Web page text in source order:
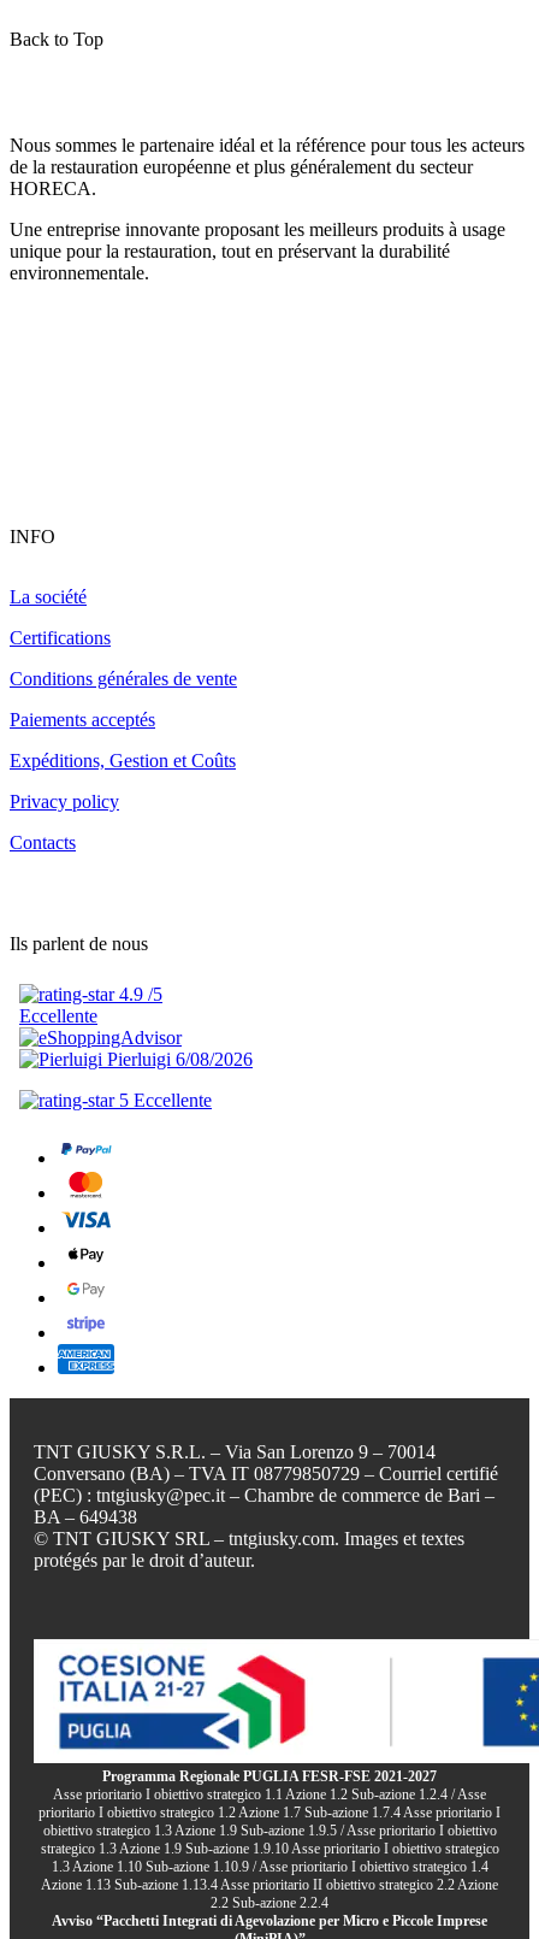
Back to Top
Nous sommes le partenaire idéal et la référence pour tous les acteurs
de la restauration européenne et plus généralement du secteur
HORECA.
Une entreprise innovante proposant les meilleurs produits à usage
unique pour la restauration, tout en préservant la durabilité
environnementale.
INFO
La société
Certifications
Conditions générales de vente
Paiements acceptés
Expéditions, Gestion et Coûts
Privacy policy
Contacts
Ils parlent de nous
TNT GIUSKY S.R.L. – Via San Lorenzo 9 – 70014
Conversano (BA) – TVA IT 08779850729 – Courriel certifié
(PEC) : tntgiusky@pec.it – Chambre de commerce de Bari –
BA – 649438
© TNT GIUSKY SRL – tntgiusky.com. Images et textes
protégés par le droit d’auteur.
Programma Regionale PUGLIA FESR-FSE 2021-2027
Asse prioritario I obiettivo strategico 1.1 Azione 1.2 Sub-azione 1.2.4 / Asse
prioritario I obiettivo strategico 1.2 Azione 1.7 Sub-azione 1.7.4 Asse prioritario I
obiettivo strategico 1.3 Azione 1.9 Sub-azione 1.9.5 / Asse prioritario I obiettivo
strategico 1.3 Azione 1.9 Sub-azione 1.9.10 Asse prioritario I obiettivo strategico
1.3 Azione 1.10 Sub-azione 1.10.9 / Asse prioritario I obiettivo strategico 1.4
Azione 1.13 Sub-azione 1.13.4 Asse prioritario II obiettivo strategico 2.2 Azione
2.2 Sub-azione 2.2.4
Avviso “Pacchetti Integrati di Agevolazione per Micro e Piccole Imprese